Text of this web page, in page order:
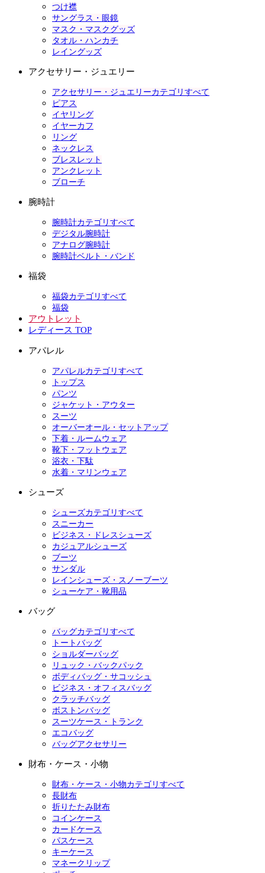
つけ襟
サングラス・眼鏡
マスク・マスクグッズ
タオル・ハンカチ
レイングッズ
アクセサリー・ジュエリー
アクセサリー・ジュエリーカテゴリすべて
ピアス
イヤリング
イヤーカフ
リング
ネックレス
ブレスレット
アンクレット
ブローチ
腕時計
腕時計カテゴリすべて
デジタル腕時計
アナログ腕時計
腕時計ベルト・バンド
福袋
福袋カテゴリすべて
福袋
アウトレット
レディース TOP
アパレル
アパレルカテゴリすべて
トップス
パンツ
ジャケット・アウター
スーツ
オーバーオール・セットアップ
下着・ルームウェア
靴下・フットウェア
浴衣・下駄
水着・マリンウェア
シューズ
シューズカテゴリすべて
スニーカー
ビジネス・ドレスシューズ
カジュアルシューズ
ブーツ
サンダル
レインシューズ・スノーブーツ
シューケア・靴用品
バッグ
バッグカテゴリすべて
トートバッグ
ショルダーバッグ
リュック・バックパック
ボディバッグ・サコッシュ
ビジネス・オフィスバッグ
クラッチバッグ
ボストンバッグ
スーツケース・トランク
エコバッグ
バッグアクセサリー
財布・ケース・小物
財布・ケース・小物カテゴリすべて
長財布
折りたたみ財布
コインケース
カードケース
パスケース
キーケース
マネークリップ